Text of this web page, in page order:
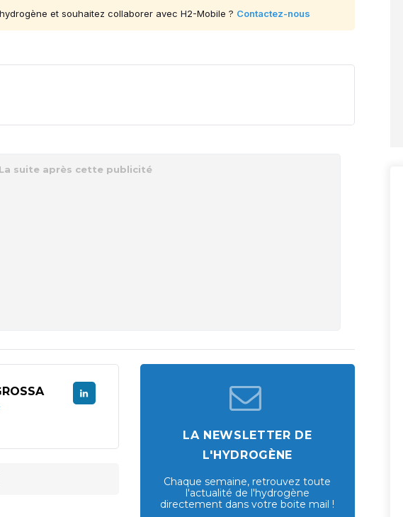
et souhaitez collaborer avec H2-Mobile ? Contactez-nous
LA NEWSLETTER DE
L'HYDROGÈNE
Chaque semaine, retrouvez toute
l'actualité de l'hydrogène
directement dans votre boite mail !